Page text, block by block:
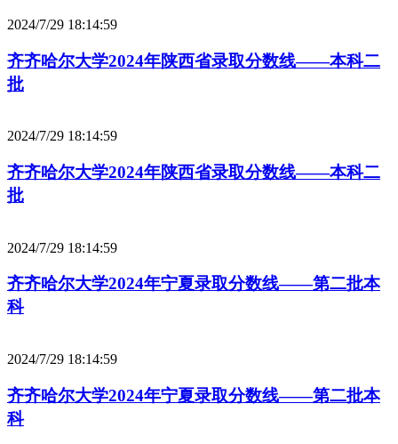
2024/7/29 18:14:59
齐齐哈尔大学2024年陕西省录取分数线——本科二
批
2024/7/29 18:14:59
齐齐哈尔大学2024年陕西省录取分数线——本科二
批
2024/7/29 18:14:59
齐齐哈尔大学2024年宁夏录取分数线——第二批本
科
2024/7/29 18:14:59
齐齐哈尔大学2024年宁夏录取分数线——第二批本
科